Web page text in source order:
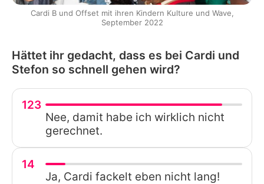
Cardi B und Offset mit ihren Kindern Kulture und Wave,
September 2022
Hättet ihr gedacht, dass es bei Cardi und
Stefon so schnell gehen wird?
123
Nee, damit habe ich wirklich nicht
gerechnet.
14
Ja, Cardi fackelt eben nicht lang!